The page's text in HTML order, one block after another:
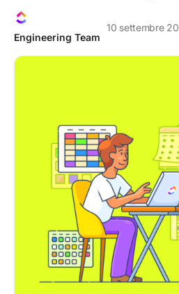
Engineering Team
10 settembre